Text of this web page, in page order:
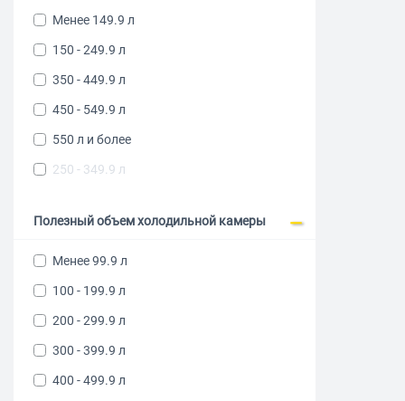
Менее 149.9 л
150 - 249.9 л
350 - 449.9 л
450 - 549.9 л
550 л и более
250 - 349.9 л
Полезный объем холодильной камеры
Менее 99.9 л
100 - 199.9 л
200 - 299.9 л
300 - 399.9 л
400 - 499.9 л